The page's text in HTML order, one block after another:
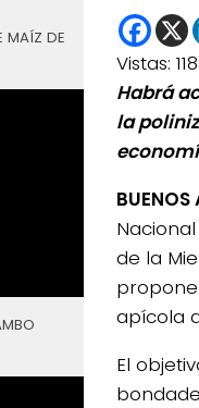
Vistas:
Habrá
la
BUENOS
de la
apícola
El
MAÍZ DE